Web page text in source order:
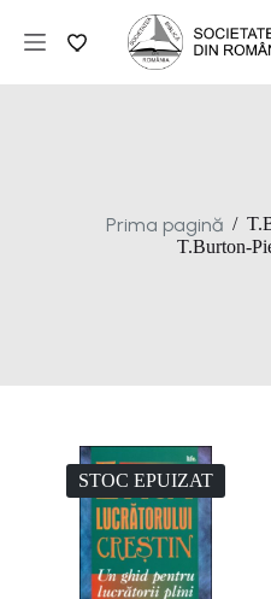
conținut
Prima pagină /
T.Burton-
STOC EPUIZAT